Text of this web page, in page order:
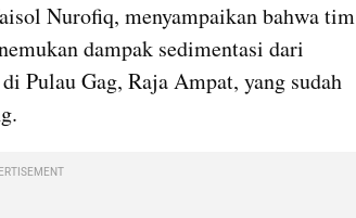
Nurofiq, menyampaikan bahwa tim
dampak sedimentasi dari
Pulau Gag, Raja Ampat, yang sudah